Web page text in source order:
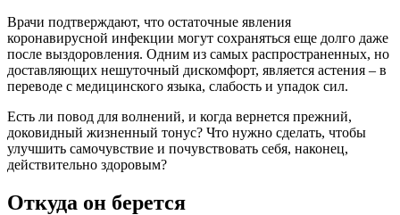
Врачи подтверждают, что остаточные явления
коронавирусной инфекции могут сохраняться еще долго даже
после выздоровления. Одним из самых распространенных, но
доставляющих нешуточный дискомфорт, является астения – в
переводе с медицинского языка, слабость и упадок сил.
Есть ли повод для волнений, и когда вернется прежний,
доковидный жизненный тонус? Что нужно сделать, чтобы
улучшить самочувствие и почувствовать себя, наконец,
действительно здоровым?
Откуда он берется